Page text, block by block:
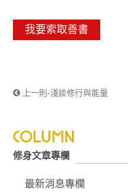
我要索取善書
上一則-淺談修行與能量
修身文章專欄
最新消息專欄